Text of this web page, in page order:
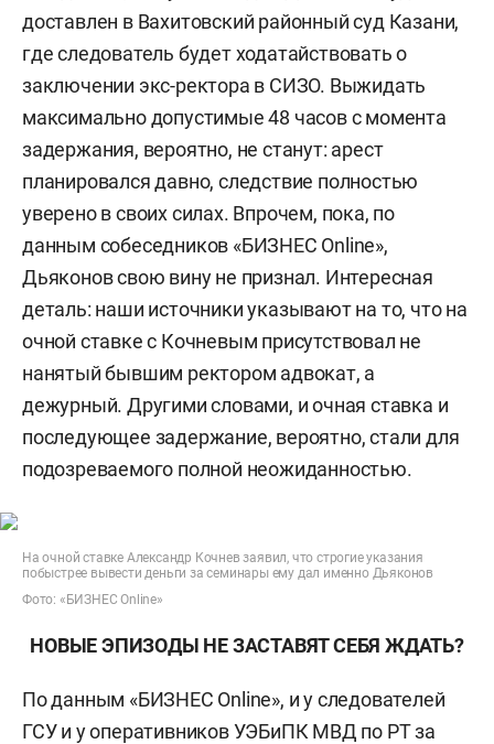
доставлен в Вахитовский районный суд Казани,
где следователь будет ходатайствовать о
заключении экс-ректора в СИЗО. Выжидать
максимально допустимые 48 часов с момента
задержания, вероятно, не станут: арест
планировался давно, следствие полностью
уверено в своих силах. Впрочем, пока, по
данным собеседников «БИЗНЕС Online»,
Дьяконов свою вину не признал. Интересная
деталь: наши источники указывают на то, что на
очной ставке с Кочневым присутствовал не
нанятый бывшим ректором адвокат, а
дежурный. Другими словами, и очная ставка и
последующее задержание, вероятно, стали для
подозреваемого полной неожиданностью.
На очной ставке Александр Кочнев заявил, что строгие указания
побыстрее вывести деньги за семинары ему дал именно Дьяконов
Фото: «БИЗНЕС Online»
НОВЫЕ ЭПИЗОДЫ НЕ ЗАСТАВЯТ СЕБЯ ЖДАТЬ?
По данным «БИЗНЕС Online», и у следователей
ГСУ и у оперативников УЭБиПК МВД по РТ за